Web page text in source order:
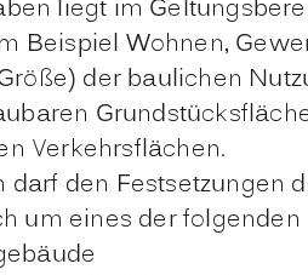
liegt im
Beispiel Wohnen,
der baulichen
Verkehrsflächen.
darf den Festsetzungen
um eines der